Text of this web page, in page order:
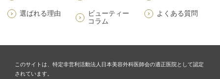
選ばれる理由
ビューティー
コラム
よくある質問
このサイトは、特定非営利活動法人日本美容外科医師会の適正医院として認定
されています。